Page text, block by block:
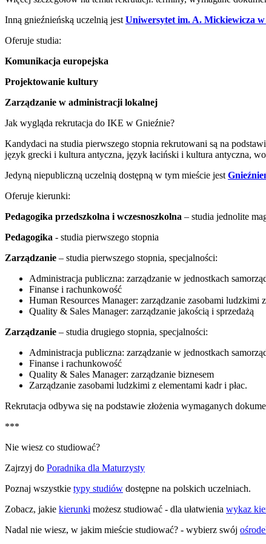
Inną gnieźnieńską uczelnią jest Uniwersytet im. A. Mickiewicza
Oferuje studia:
Komunikacja europejska
Projektowanie kultury
Zarządzanie w administracji lokalnej
Jak wygląda rekrutacja do IKE w Gnieźnie?
Kandydaci na studia pierwszego stopnia rekrutowani są na
język grecki i kultura antyczna, język łaciński i kultura antyczna,
Jedyną niepubliczną uczelnią dostępną w tym mieście jest
Oferuje kierunki:
Pedagogika przedszkolna i wczesnoszkolna – studia jednolite
Pedagogika - studia pierwszego stopnia
Zarządzanie – studia pierwszego stopnia, specjalności:
Administracja publiczna: zarządzanie w jednostkach
Finanse i rachunkowość
Human Resources Manager: zarządzanie zasobami ludzkimi
Quality & Sales Manager: zarządzanie jakością i sprzedażą
Zarządzanie – studia drugiego stopnia, specjalności:
Administracja publiczna: zarządzanie w jednostkach
Finanse i rachunkowość
Quality & Sales Manager: zarządzanie biznesem
Zarządzanie zasobami ludzkimi z elementami kadr i płac.
Rekrutacja odbywa się na podstawie złożenia wymaganych
***
Nie wiesz co studiować?
Zajrzyj do Poradnika dla Maturzysty
Poznaj wszystkie typy studiów dostępne na polskich uczelniach.
Zobacz, jakie kierunki możesz studiować - dla ułatwienia wykaz
Nadal nie wiesz, w jakim mieście studiować? - wybierz swój